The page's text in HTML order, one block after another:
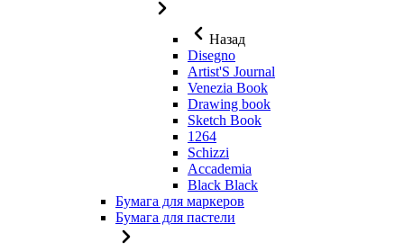
Назад
Disegno
Artist'S Journal
Venezia Book
Drawing book
Sketch Book
1264
Schizzi
Accademia
Black Black
Бумага для маркеров
Бумага для пастели